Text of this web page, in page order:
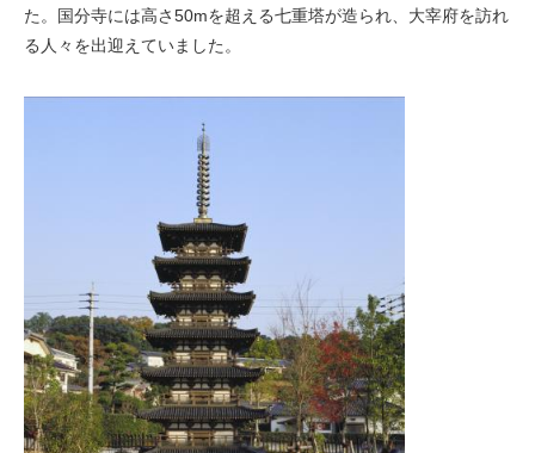
た。国分寺には高さ50mを超える七重塔が造られ、大宰府を訪れ
る人々を出迎えていました。